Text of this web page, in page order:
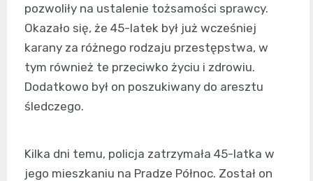
pozwoliły na ustalenie tożsamości sprawcy.
Okazało się, że 45-latek był już wcześniej
karany za różnego rodzaju przestępstwa, w
tym również te przeciwko życiu i zdrowiu.
Dodatkowo był on poszukiwany do aresztu
śledczego.
Kilka dni temu, policja zatrzymała 45-latka w
jego mieszkaniu na Pradze Północ. Został on